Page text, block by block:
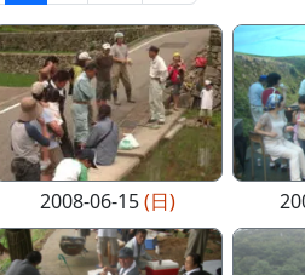
2008-06-15(日)